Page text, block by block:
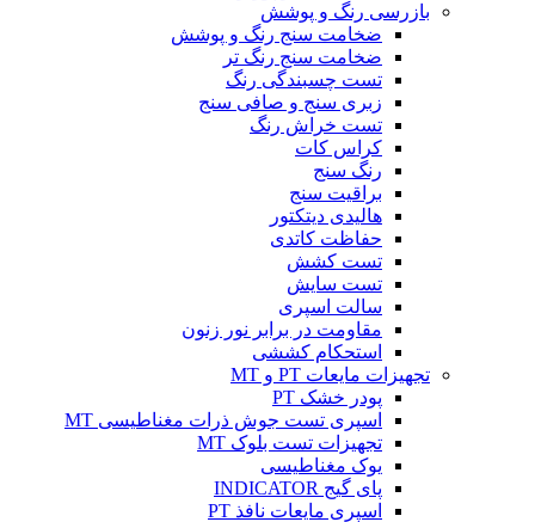
بازرسی رنگ و پوشش
ضخامت سنج رنگ و پوشش
ضخامت سنج رنگ تر
تست چسبندگی رنگ
زبری سنج و صافی سنج
تست خراش رنگ
کراس کات
رنگ سنج
براقیت سنج
هالیدی دیتکتور
حفاظت کاتدی
تست کشش
تست سایش
سالت اسپری
مقاومت در برابر نور زنون
استحکام کششی
تجهیزات مایعات PT و MT
پودر خشک PT
اسپری تست جوش ذرات مغناطیسی MT
تجهیزات تست بلوک MT
یوک مغناطیسی
پای گیج INDICATOR
اسپری مایعات نافذ PT